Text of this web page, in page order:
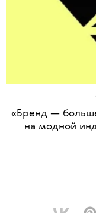
«Бренд —
на модной